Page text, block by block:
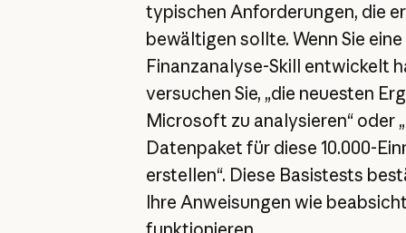
typischen Anforderungen, die
bewältigen sollte. Wenn Sie eine
Finanzanalyse-Skill entwickelt
versuchen Sie, „die neuesten
Microsoft zu analysieren“ oder
Datenpaket für diese 10.000-
erstellen“. Diese Basistests
Ihre Anweisungen wie